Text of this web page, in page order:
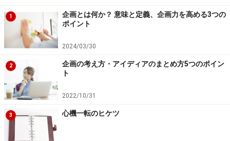
る私は優しい母親。Kmartで買い物をしたら質素
で見栄を張らない人物だし、REIのキャンプ用品
を持っていたら冒険家で活動的な人物になれ
る。
機能的ベネフィットに捉われないプレゼン
をしよう
1
企画とは何か？ 意味と定義、企画力を高める3つの
ポイント
2024/03/30
2
企画の考え方・アイディアのまとめ方5つのポイン
ト
2022/10/31
3 心機一転のヒケツ